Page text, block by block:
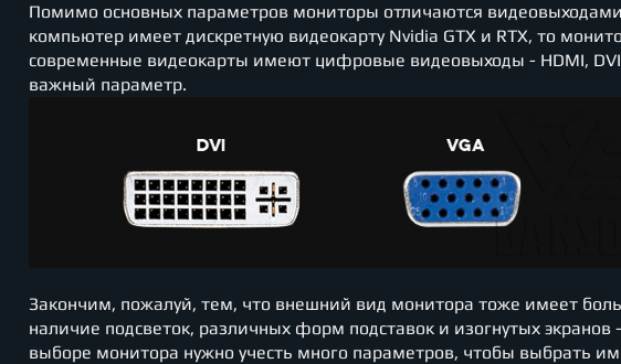
Помимо основных параметров мониторы отличаются
компьютер имеет дискретную видеокарту Nvidia GTX и RTX, то
современные видеокарты имеют цифровые видеовыходы - HDMI,
важный параметр.
Закончим, пожалуй, тем, что внешний вид монитора тоже имеет
наличие подсветок, различных форм подставок и изогнутых
выборе монитора нужно учесть много параметров, чтобы выбрать